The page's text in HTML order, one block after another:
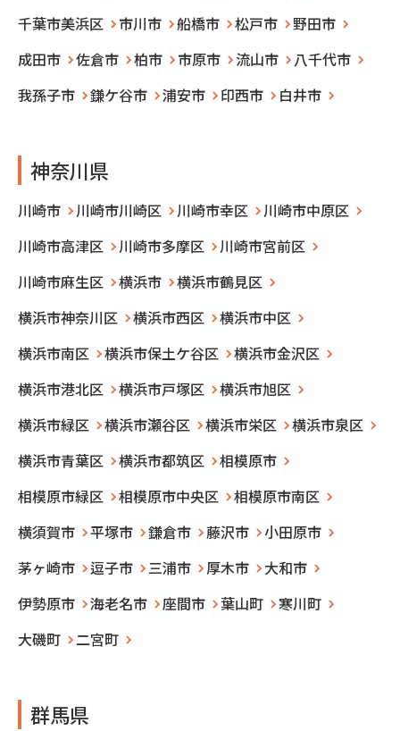
千葉市美浜区
市川市 船橋市 松戸市
野田市
成田市
佐倉市 柏市 市原市 流山市
八千代市
我孫子市
鎌ケ谷市 浦安市 印西市 白井市
神奈川県
川崎市 川崎市川崎区 川崎市幸区
川崎市中原区
川崎市高津区
川崎市多摩区
川崎市宮前区
川崎市麻生区
横浜市
横浜市鶴見区
横浜市神奈川区
横浜市西区
横浜市中区
横浜市南区
横浜市保土ケ谷区
横浜市金沢区
横浜市港北区
横浜市戸塚区
横浜市旭区
横浜市緑区
横浜市瀬谷区 横浜市栄区
横浜市泉区
横浜市青葉区
横浜市都筑区
相模原市
相模原市緑区
相模原市中央区
相模原市南区
横須賀市
平塚市 鎌倉市 藤沢市
小田原市
茅ヶ崎市
逗子市 三浦市 厚木市
大和市
伊勢原市
海老名市 座間市 葉山町
寒川町
大磯町
二宮町
群馬県